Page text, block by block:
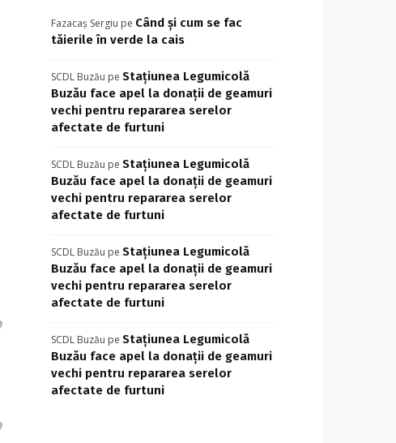
Fazacaș Sergiu pe Când și cum se fac
tăierile în verde la cais
SCDL Buzău pe Stațiunea Legumicolă
Buzău face apel la donații de geamuri
vechi pentru repararea serelor
afectate de furtuni
SCDL Buzău pe Stațiunea Legumicolă
Buzău face apel la donații de geamuri
vechi pentru repararea serelor
afectate de furtuni
SCDL Buzău pe Stațiunea Legumicolă
Buzău face apel la donații de geamuri
vechi pentru repararea serelor
afectate de furtuni
SCDL Buzău pe Stațiunea Legumicolă
Buzău face apel la donații de geamuri
vechi pentru repararea serelor
afectate de furtuni